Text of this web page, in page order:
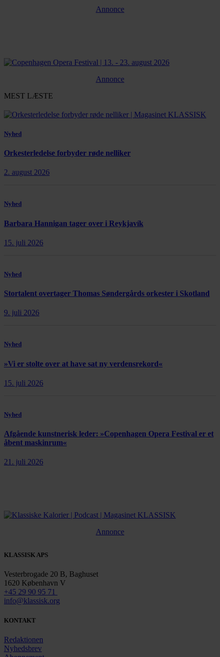
Annonce
Annonce
MEST LÆSTE
Nyhed
Orkesterledelse forbyder røde nelliker
2. august 2026
Nyhed
Barbara Hannigan tager over i Reykjavík
15. juli 2026
Nyhed
Stortalent overtager Thomas Søndergårds orkester i Skotland
9. juli 2026
Nyhed
»Vi er stolte over at have sat ny verdensrekord«
15. juli 2026
Nyhed
Afgående kunstnerisk leder: »Copenhagen Opera Festival er et
åbent maskinrum«
21. juli 2026
Annonce
KLASSISK APS
Vesterbrogade 20 B, Baghuset
1620 København V
+45 29 90 95 71
info@klassisk.org
KONTAKT
Redaktionen
Nyhedsbrev